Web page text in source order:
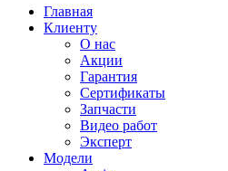
Главная
Клиенту
О нас
Акции
Гарантия
Сертификаты
Запчасти
Видео работ
Эксперт
Модели